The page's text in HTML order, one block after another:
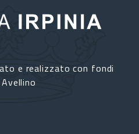
e realizzato con fondi